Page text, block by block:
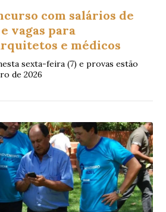
com salários de
vagas para
e médicos
sexta-feira (7) e provas estão
de 2026